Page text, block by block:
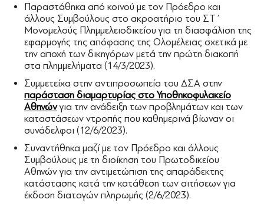
Παραστάθηκα από κοινού με τον Πρόεδρο και
άλλους Συμβούλους στο ακροατήριο του ΣΤ΄
Μονομελούς Πλημμελειοδικείου για τη διασφάλιση της
εφαρμογής της απόφασης της Ολομέλειας σχετικά με
την αποχή των δικηγόρων μετά την πρώτη διακοπή
στα πλημμελήματα (14/3/2023).
Συμμετείχα στην αντιπροσωπεία του ΔΣΑ στην
παράσταση διαμαρτυρίας στο Υποθηκοφυλακείο
Αθηνώνγια την ανάδειξη των προβλημάτων και των
καταστάσεων ντροπής που καθημερινά βίωναν οι
συνάδελφοι (12/6/2023).
Συναντήθηκα μαζί με τον Πρόεδρο και άλλους
Συμβούλους με τη διοίκηση του Πρωτοδικείου
Αθηνών για την αντιμετώπιση της απαράδεκτης
κατάστασης κατά την κατάθεση των αιτήσεων για
έκδοση διαταγών πληρωμής (2/6/2023).